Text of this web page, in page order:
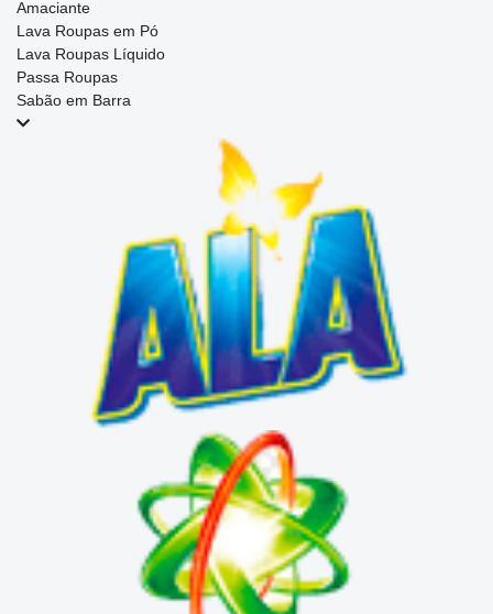
Amaciante
Lava Roupas em Pó
Lava Roupas Líquido
Passa Roupas
Sabão em Barra